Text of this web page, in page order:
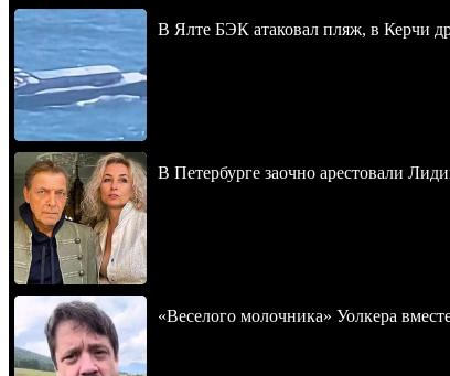
В Ялте БЭК атаковал пляж, в Керчи
В Петербурге заочно арестовали
«Веселого молочника» Уолкера